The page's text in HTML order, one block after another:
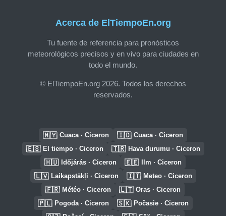
Acerca de ElTiempoEn.org
Tu fuente de referencia para pronósticos
meteorológicos precisos y en vivo para ciudades en
todo el mundo.
© ElTiempoEn.org 2026. Todos los derechos
reservados.
🇲🇾 Cuaca · Ciceron 🇮🇩 Cuaca · Ciceron
🇪🇸 El tiempo · Ciceron 🇹🇷 Hava durumu · Ciceron
🇭🇺 Időjárás · Ciceron 🇪🇪 Ilm · Ciceron
🇱🇻 Laikapstākļi · Ciceron 🇮🇹 Meteo · Ciceron
🇫🇷 Météo · Ciceron 🇱🇹 Oras · Ciceron
🇵🇱 Pogoda · Ciceron 🇸🇰 Počasie · Ciceron